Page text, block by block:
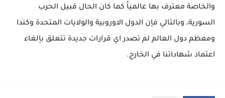
والخاصة معترف بها عالمياً كما كان الحال قبيل الحرب
السورية، وبالتالي فإن الدول الاوروبية والولايات المتحدة وكندا
ومعظم دول العالم لم تصدر اي قرارات جديدة تتعلق بإلغاء
اعتماد شهاداتنا في الخارج.